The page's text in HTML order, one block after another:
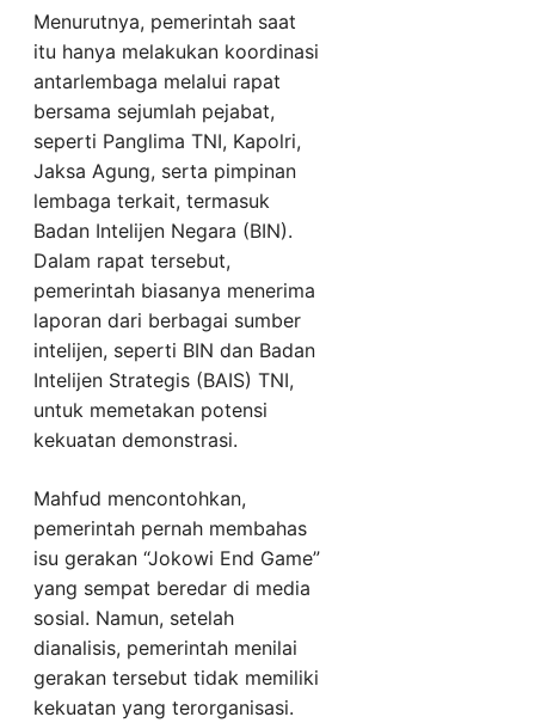
Menurutnya, pemerintah saat
itu hanya melakukan koordinasi
antarlembaga melalui rapat
bersama sejumlah pejabat,
seperti Panglima TNI, Kapolri,
Jaksa Agung, serta pimpinan
lembaga terkait, termasuk
Badan Intelijen Negara (BIN).
Dalam rapat tersebut,
pemerintah biasanya menerima
laporan dari berbagai sumber
intelijen, seperti BIN dan Badan
Intelijen Strategis (BAIS) TNI,
untuk memetakan potensi
kekuatan demonstrasi.
Mahfud mencontohkan,
pemerintah pernah membahas
isu gerakan “Jokowi End Game”
yang sempat beredar di media
sosial. Namun, setelah
dianalisis, pemerintah menilai
gerakan tersebut tidak memiliki
kekuatan yang terorganisasi.